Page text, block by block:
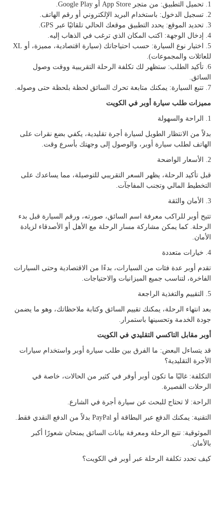
1. تحميل التطبيق: من متجر App Store أو Google Play.
2. تسجيل الدخول: باستخدام البريد الإلكتروني أو رقم الهاتف.
3. تحديد الموقع: يحدد التطبيق موقعك الحالي تلقائيًا عبر GPS.
4. إدخال الوجهة: اكتب المكان الذي ترغب في الذهاب إليه.
5. اختيار نوع السيارة: حسب احتياجاتك (سيارة اقتصادية، مميزة، أو XL
للعائلات والمجموعات).
6. تأكيد الطلب: ستظهر لك تكلفة الرحلة التقريبية ووقت وصول
السائق.
7. تتبع السيارة: يمكنك متابعة تحرك السائق لحظة بلحظة حتى وصوله.
مميزات طلب سيارة أوبر في الكويت
1. الراحة والسهولة
بدلاً من الانتظار الطويل لسيارة أجرة تقليدية، يكفي بضع نقرات على
الهاتف لطلب سيارة أوبر، والوصول إلى وجهتك بأسرع وقت.
2. الأسعار الواضحة
قبل تأكيد الرحلة، يظهر السعر التقريبي للتوصيلة، مما يساعدك على
التخطيط المالي وتجنب المفاجآت.
3. الأمان والثقة
تتيح أوبر للراكب معرفة اسم السائق، صورته، ورقم السيارة قبل بدء
الرحلة. كما يمكن مشاركة مسار الرحلة مع الأهل أو الأصدقاء لزيادة
الأمان.
4. خيارات متعددة
تقدم أوبر عدة فئات من السيارات، بدءًا من الاقتصادية وحتى السيارات
الفاخرة، لتناسب جميع الميزانيات والاحتياجات.
5. التقييم والتغذية الراجعة
بعد انتهاء الرحلة، يمكنك تقييم السائق وكتابة ملاحظاتك، وهو ما يضمن
جودة الخدمة وتحسينها باستمرار.
أوبر مقابل التاكسي التقليدي في الكويت
قد يتساءل البعض: ما الفرق بين طلب سيارة أوبر واستخدام سيارات
الأجرة التقليدية؟
التكلفة: غالبًا ما تكون أوبر أوفر في كثير من الحالات، خاصة في
الرحلات القصيرة.
الراحة: لا تحتاج للبحث عن سيارة أجرة في الشارع.
التقنية: يمكنك الدفع عبر البطاقة أو PayPal بدلاً من الدفع النقدي فقط.
الموثوقية: تتبع الرحلة ومعرفة بيانات السائق يمنحان شعورًا أكبر
بالأمان.
كيف تحدد تكلفة الرحلة عبر أوبر في الكويت؟